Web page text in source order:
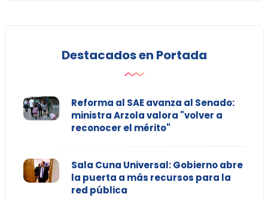
Destacados en Portada
Reforma al SAE avanza al Senado:
ministra Arzola valora "volver a
reconocer el mérito"
Sala Cuna Universal: Gobierno abre
la puerta a más recursos para la
red pública